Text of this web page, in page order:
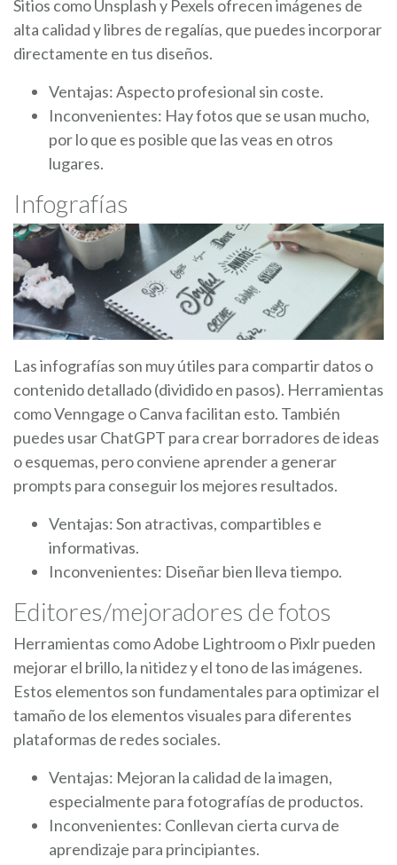
Sitios como Unsplash y Pexels ofrecen imágenes de
alta calidad y libres de regalías, que puedes incorporar
directamente en tus diseños.
Ventajas: Aspecto profesional sin coste.
Inconvenientes: Hay fotos que se usan mucho,
por lo que es posible que las veas en otros
lugares.
Infografías
Las infografías son muy útiles para compartir datos o
contenido detallado (dividido en pasos). Herramientas
como Venngage o Canva facilitan esto. También
puedes usar ChatGPT para crear borradores de ideas
o esquemas, pero conviene aprender a generar
prompts para conseguir los mejores resultados.
Ventajas: Son atractivas, compartibles e
informativas.
Inconvenientes: Diseñar bien lleva tiempo.
Editores/mejoradores de fotos
Herramientas como Adobe Lightroom o Pixlr pueden
mejorar el brillo, la nitidez y el tono de las imágenes.
Estos elementos son fundamentales para optimizar el
tamaño de los elementos visuales para diferentes
plataformas de redes sociales.
Ventajas: Mejoran la calidad de la imagen,
especialmente para fotografías de productos.
Inconvenientes: Conllevan cierta curva de
aprendizaje para principiantes.